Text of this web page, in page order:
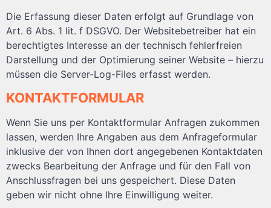
Die Erfassung dieser Daten erfolgt auf Grundlage von
Art. 6 Abs. 1 lit. f DSGVO. Der Websitebetreiber hat ein
berechtigtes Interesse an der technisch fehlerfreien
Darstellung und der Optimierung seiner Website – hierzu
müssen die Server-Log-Files erfasst werden.
KONTAKTFORMULAR
Wenn Sie uns per Kontaktformular Anfragen zukommen
lassen, werden Ihre Angaben aus dem Anfrageformular
inklusive der von Ihnen dort angegebenen Kontaktdaten
zwecks Bearbeitung der Anfrage und für den Fall von
Anschlussfragen bei uns gespeichert. Diese Daten
geben wir nicht ohne Ihre Einwilligung weiter.